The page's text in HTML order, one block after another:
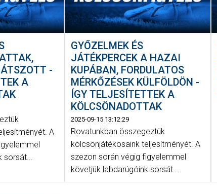
-
A
A
sorsát...
GYŐZELMEK ÉS
JÁTÉKPERCEK A HAZAI
KUPÁBAN, FORDULATOS
MÉRKŐZÉSEK KÜLFÖLDÖN -
ÍGY TELJESÍTETTEK A
KÖLCSÖNADOTTAK
2025-09-15 13:12:29
Rovatunkban összegeztük
kölcsönjátékosaink teljesítményét. A
szezon során végig figyelemmel
követjük labdarúgóink sorsát...